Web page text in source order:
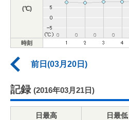
(℃)
時刻
前日(03月20日)
記録 (2016年03月21日)
日最高
日最低